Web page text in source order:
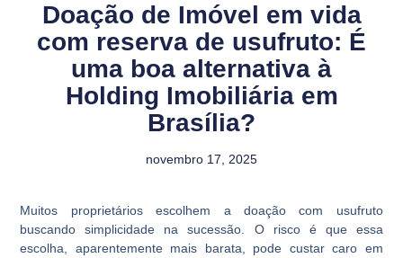
Doação de Imóvel em vida
com reserva de usufruto: É
uma boa alternativa à
Holding Imobiliária em
Brasília?
novembro 17, 2025
Muitos proprietários escolhem a doação com usufruto
buscando simplicidade na sucessão. O risco é que essa
escolha, aparentemente mais barata, pode custar caro em